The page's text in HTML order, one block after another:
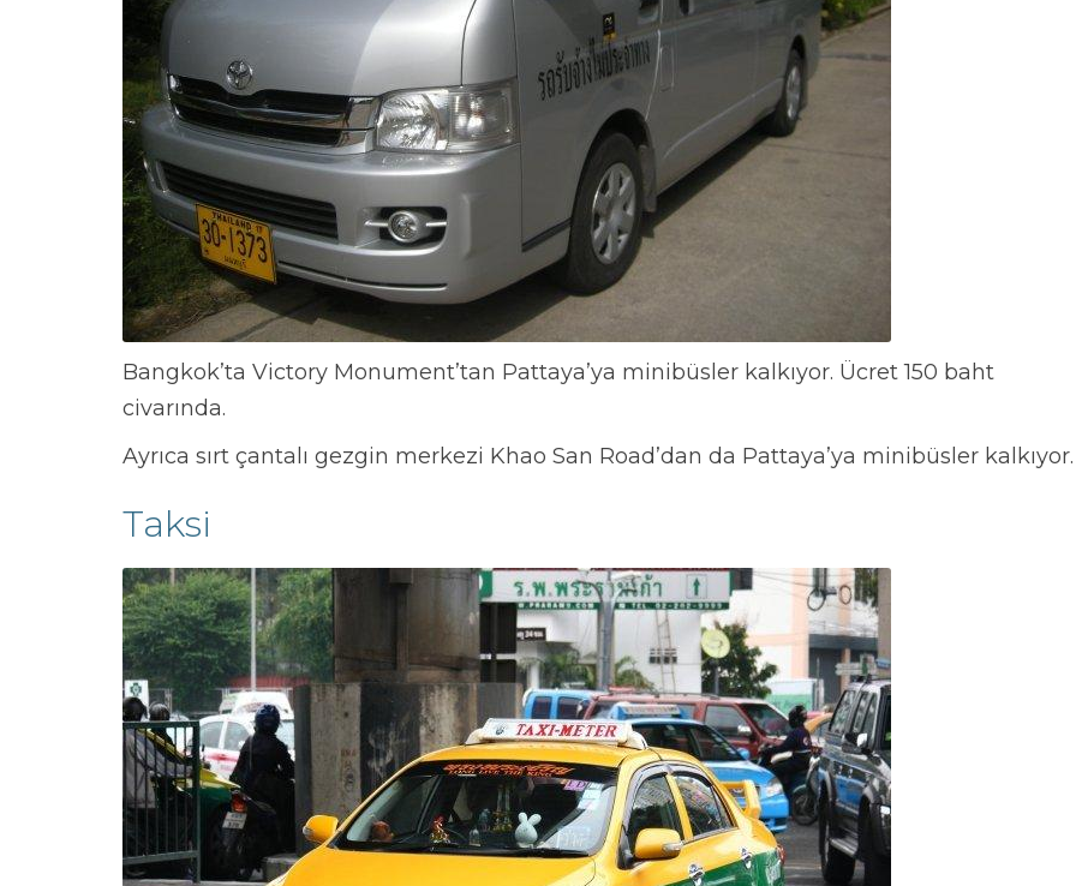
Bangkok’ta Victory Monument’tan Pattaya’ya minibüsler kalkıyor. Ücret 150 baht
civarında.
Ayrıca sırt çantalı gezgin merkezi Khao San Road’dan da Pattaya’ya minibüsler kalkıyor.
Taksi